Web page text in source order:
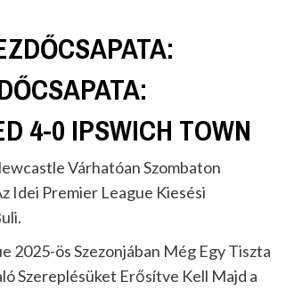
4-0 IPSWICH TOWN
Várhatóan Szombaton
Idei Premier League Kiesési
2025-ös Szezonjában Még Egy Tiszta
Szereplésüket Erősítve Kell Majd a